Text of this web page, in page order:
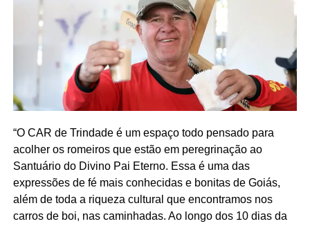
“O CAR de Trindade é um espaço todo pensado para
acolher os romeiros que estão em peregrinação ao
Santuário do Divino Pai Eterno. Essa é uma das
expressões de fé mais conhecidas e bonitas de Goiás,
além de toda a riqueza cultural que encontramos nos
carros de boi, nas caminhadas. Ao longo dos 10 dias da